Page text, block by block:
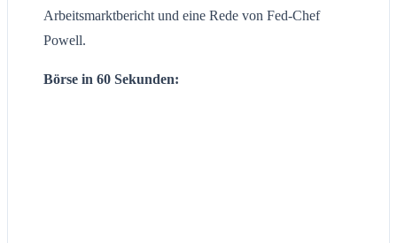
Arbeitsmarktbericht und eine Rede von Fed-Chef
Powell.
Börse in 60 Sekunden: